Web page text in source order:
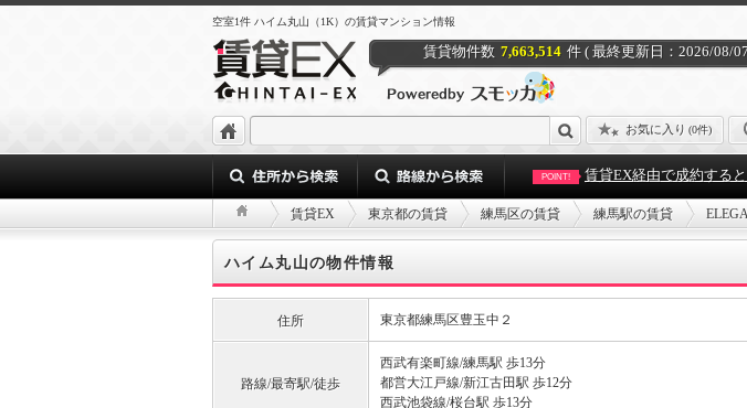
空室1件 ハイム丸山（1K）の賃貸マンション情報
賃貸物件数 7,663,514 件 ( 最終更新日：2026/08/
お気に入り (0件)
POINT! 賃貸EX経由で成約する
賃貸EX 東京都の賃貸 練馬区の賃貸 練馬駅の賃貸
ハイム丸山の物件情報
住所 東京都練馬区豊玉中２
路線/最寄駅/徒歩
西武有楽町線/練馬駅 歩13分
都営大江戸線/新江古田駅 歩12分
西武池袋線/桜台駅 歩13分